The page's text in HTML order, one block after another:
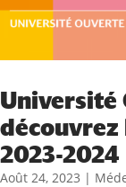
Université
2023-2024
Août 24, 2023 |